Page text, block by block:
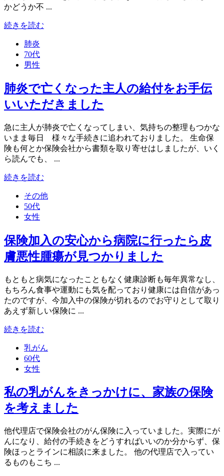
かどうか不 ...
続きを読む
肺炎
70代
男性
肺炎で亡くなった主人の給付をお手伝
いいただきました
急に主人が肺炎で亡くなってしまい、気持ちの整理もつかな
いまま毎日 様々な手続きに追われておりました。 生命保
険も何とか保険会社から書類を取り寄せはしましたが、いく
ら読んでも、 ...
続きを読む
その他
50代
女性
保険加入の安心から病院に行ったら皮
膚悪性腫瘍が見つかりました
もともと病気になったこともなく健康診断も毎年異常なし、
もちろん食事や運動にも気を配っており健康には自信があっ
たのですが、今加入中の保険が切れるのでお守りとして取り
あえず新しい保険に ...
続きを読む
乳がん
60代
女性
私の乳がんをきっかけに、家族の保険
を考えました
他代理店で保険会社のがん保険に入っていました。実際にが
んになり、給付の手続きをどうすればいいのか分からず、保
険ほっとラインに相談に来ました。 他の代理店で入ってい
るものもこち ...